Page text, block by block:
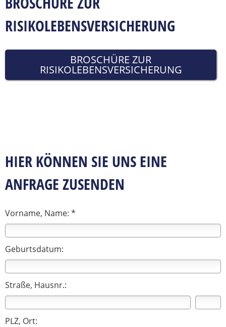
RISIKOLEBENSVERSICHERUNG
BROSCHÜRE ZUR
RISIKOLEBENSVERSICHERUNG
HIER KÖNNEN SIE UNS EINE
ANFRAGE ZUSENDEN
Vorname, Name: *
Geburtsdatum:
Straße, Hausnr.:
PLZ, Ort: